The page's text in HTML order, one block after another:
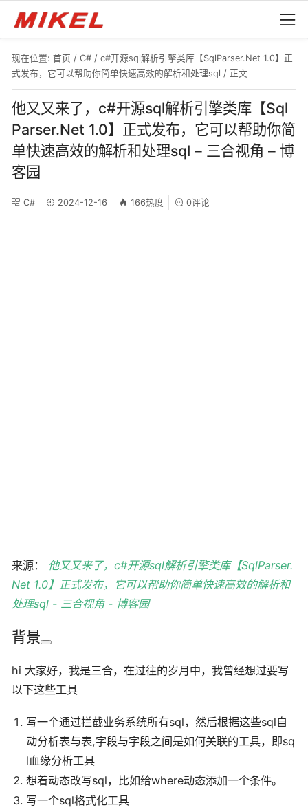
现在位置: 首页 / C# / c#开源sql解析引擎类库【SqlParser.Net 1.0】正
式发布，它可以帮助你简单快速高效的解析和处理sql / 正文
他又又来了，c#开源sql解析引擎类库【Sql
Parser.Net 1.0】正式发布，它可以帮助你简
单快速高效的解析和处理sql – 三合视角 – 博
客园
C# 2024-12-16 166热度 0评论
来源： 他又又来了，c#开源sql解析引擎类库【SqlParser.
Net 1.0】正式发布，它可以帮助你简单快速高效的解析和
处理sql - 三合视角 - 博客园
背景
hi 大家好，我是三合，在过往的岁月中，我曾经想过要写
以下这些工具
写一个通过拦截业务系统所有sql，然后根据这些sql自
动分析表与表,字段与字段之间是如何关联的工具，即sq
l血缘分析工具
想着动态改写sql，比如给where动态添加一个条件。
写一个sql格式化工具